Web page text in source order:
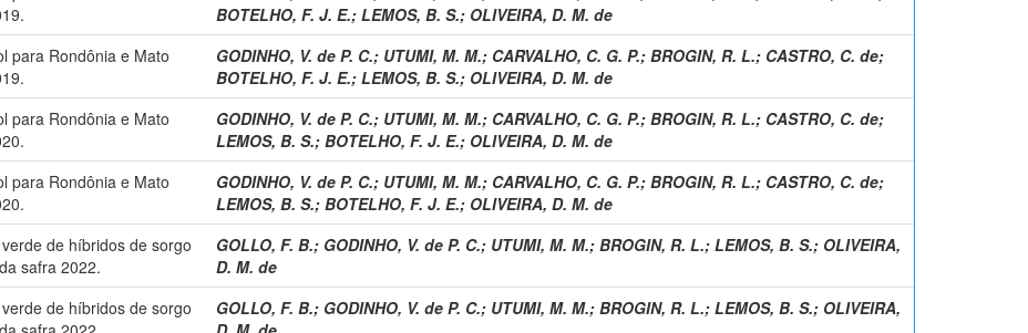
BOTELHO, F. J. E.; LEMOS, B. S.; OLIVEIRA, D. M. de
para Rondônia e Mato
GODINHO, V. de P. C.; UTUMI, M. M.; CARVALHO, C. G. P.; BROGIN, R. L.; CASTRO, C. de;
BOTELHO, F. J. E.; LEMOS, B. S.; OLIVEIRA, D. M. de
para Rondônia e Mato
GODINHO, V. de P. C.; UTUMI, M. M.; CARVALHO, C. G. P.; BROGIN, R. L.; CASTRO, C. de;
LEMOS, B. S.; BOTELHO, F. J. E.; OLIVEIRA, D. M. de
para Rondônia e Mato
GODINHO, V. de P. C.; UTUMI, M. M.; CARVALHO, C. G. P.; BROGIN, R. L.; CASTRO, C. de;
LEMOS, B. S.; BOTELHO, F. J. E.; OLIVEIRA, D. M. de
de híbridos de sorgo
safra 2022.
GOLLO, F. B.; GODINHO, V. de P. C.; UTUMI, M. M.; BROGIN, R. L.; LEMOS, B. S.; OLIVEIRA,
D. M. de
de híbridos de sorgo
GOLLO, F. B.; GODINHO, V. de P. C.; UTUMI, M. M.; BROGIN, R. L.; LEMOS, B. S.; OLIVEIRA,